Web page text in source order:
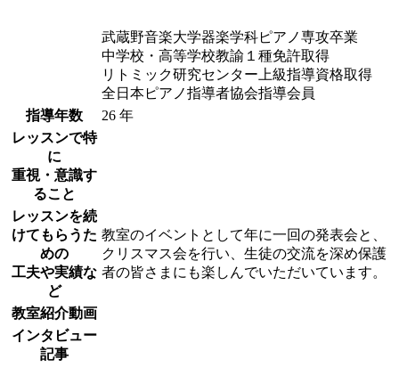
武蔵野音楽大学器楽学科ピアノ専攻卒業
中学校・高等学校教諭１種免許取得
リトミック研究センター上級指導資格取得
全日本ピアノ指導者協会指導会員
指導年数
26 年
レッスンで特
に
重視・意識す
ること
レッスンを続
けてもらうた
めの
工夫や実績な
ど
教室のイベントとして年に一回の発表会と、
クリスマス会を行い、生徒の交流を深め保護
者の皆さまにも楽しんでいただいています。
教室紹介動画
インタビュー
記事